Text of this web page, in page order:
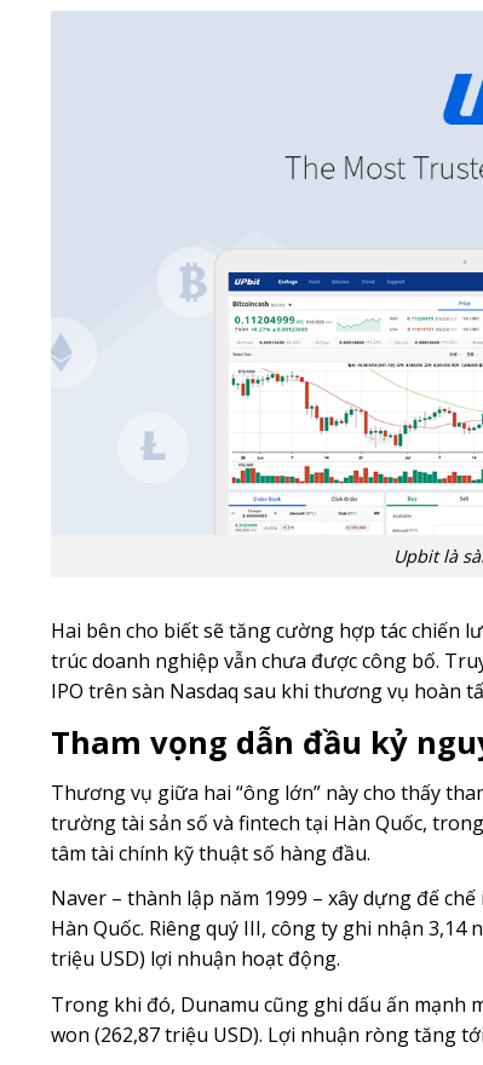
Upbit là
Hai bên cho biết sẽ tăng cường hợp tác chiến
trúc doanh nghiệp vẫn chưa được công bố.
IPO trên sàn Nasdaq sau khi thương vụ hoàn
Tham vọng dẫn đầu kỷ
Thương vụ giữa hai “ông lớn” này cho thấy
trường tài sản số và fintech tại Hàn Quốc,
tâm tài chính kỹ thuật số hàng đầu.
Naver – thành lập năm 1999 – xây dựng đế
Hàn Quốc. Riêng quý III, công ty ghi nhận 3,14
triệu USD) lợi nhuận hoạt động.
Trong khi đó, Dunamu cũng ghi dấu ấn mạnh
won (262,87 triệu USD). Lợi nhuận ròng tăng